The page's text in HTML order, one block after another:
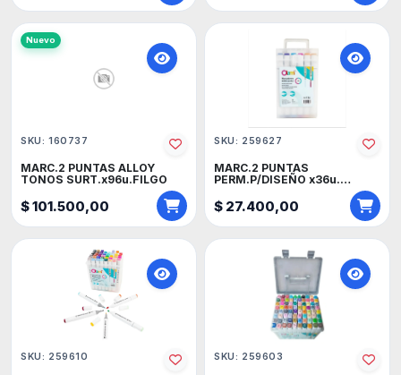
Nuevo
SKU: 160737
MARC.2 PUNTAS ALLOY
TONOS SURT.x96u.FILGO
$ 101.500,00
SKU: 259627
MARC.2 PUNTAS
PERM.P/DISEÑO x36u.
$ 27.400,00
SKU: 259610 SKU: 259603